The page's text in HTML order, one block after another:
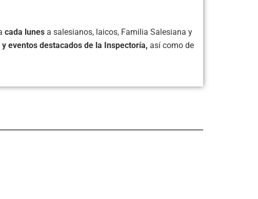
cada lunes a salesianos, laicos, Familia Salesiana y
eventos destacados de la Inspectoría, así como de